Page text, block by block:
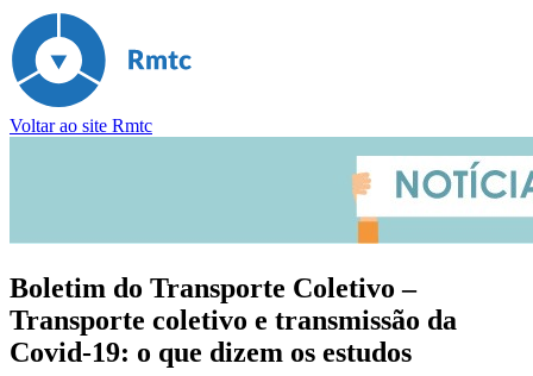
Voltar ao site Rmtc
Boletim do Transporte Coletivo –
Transporte coletivo e transmissão da
Covid-19: o que dizem os estudos